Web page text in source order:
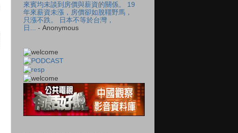
來賓均未談到房價與薪資的關係。 19
年來薪資未漲，房價卻如脫韁野馬，
只漲不跌。 日本不等於台灣，
日...
- Anonymous